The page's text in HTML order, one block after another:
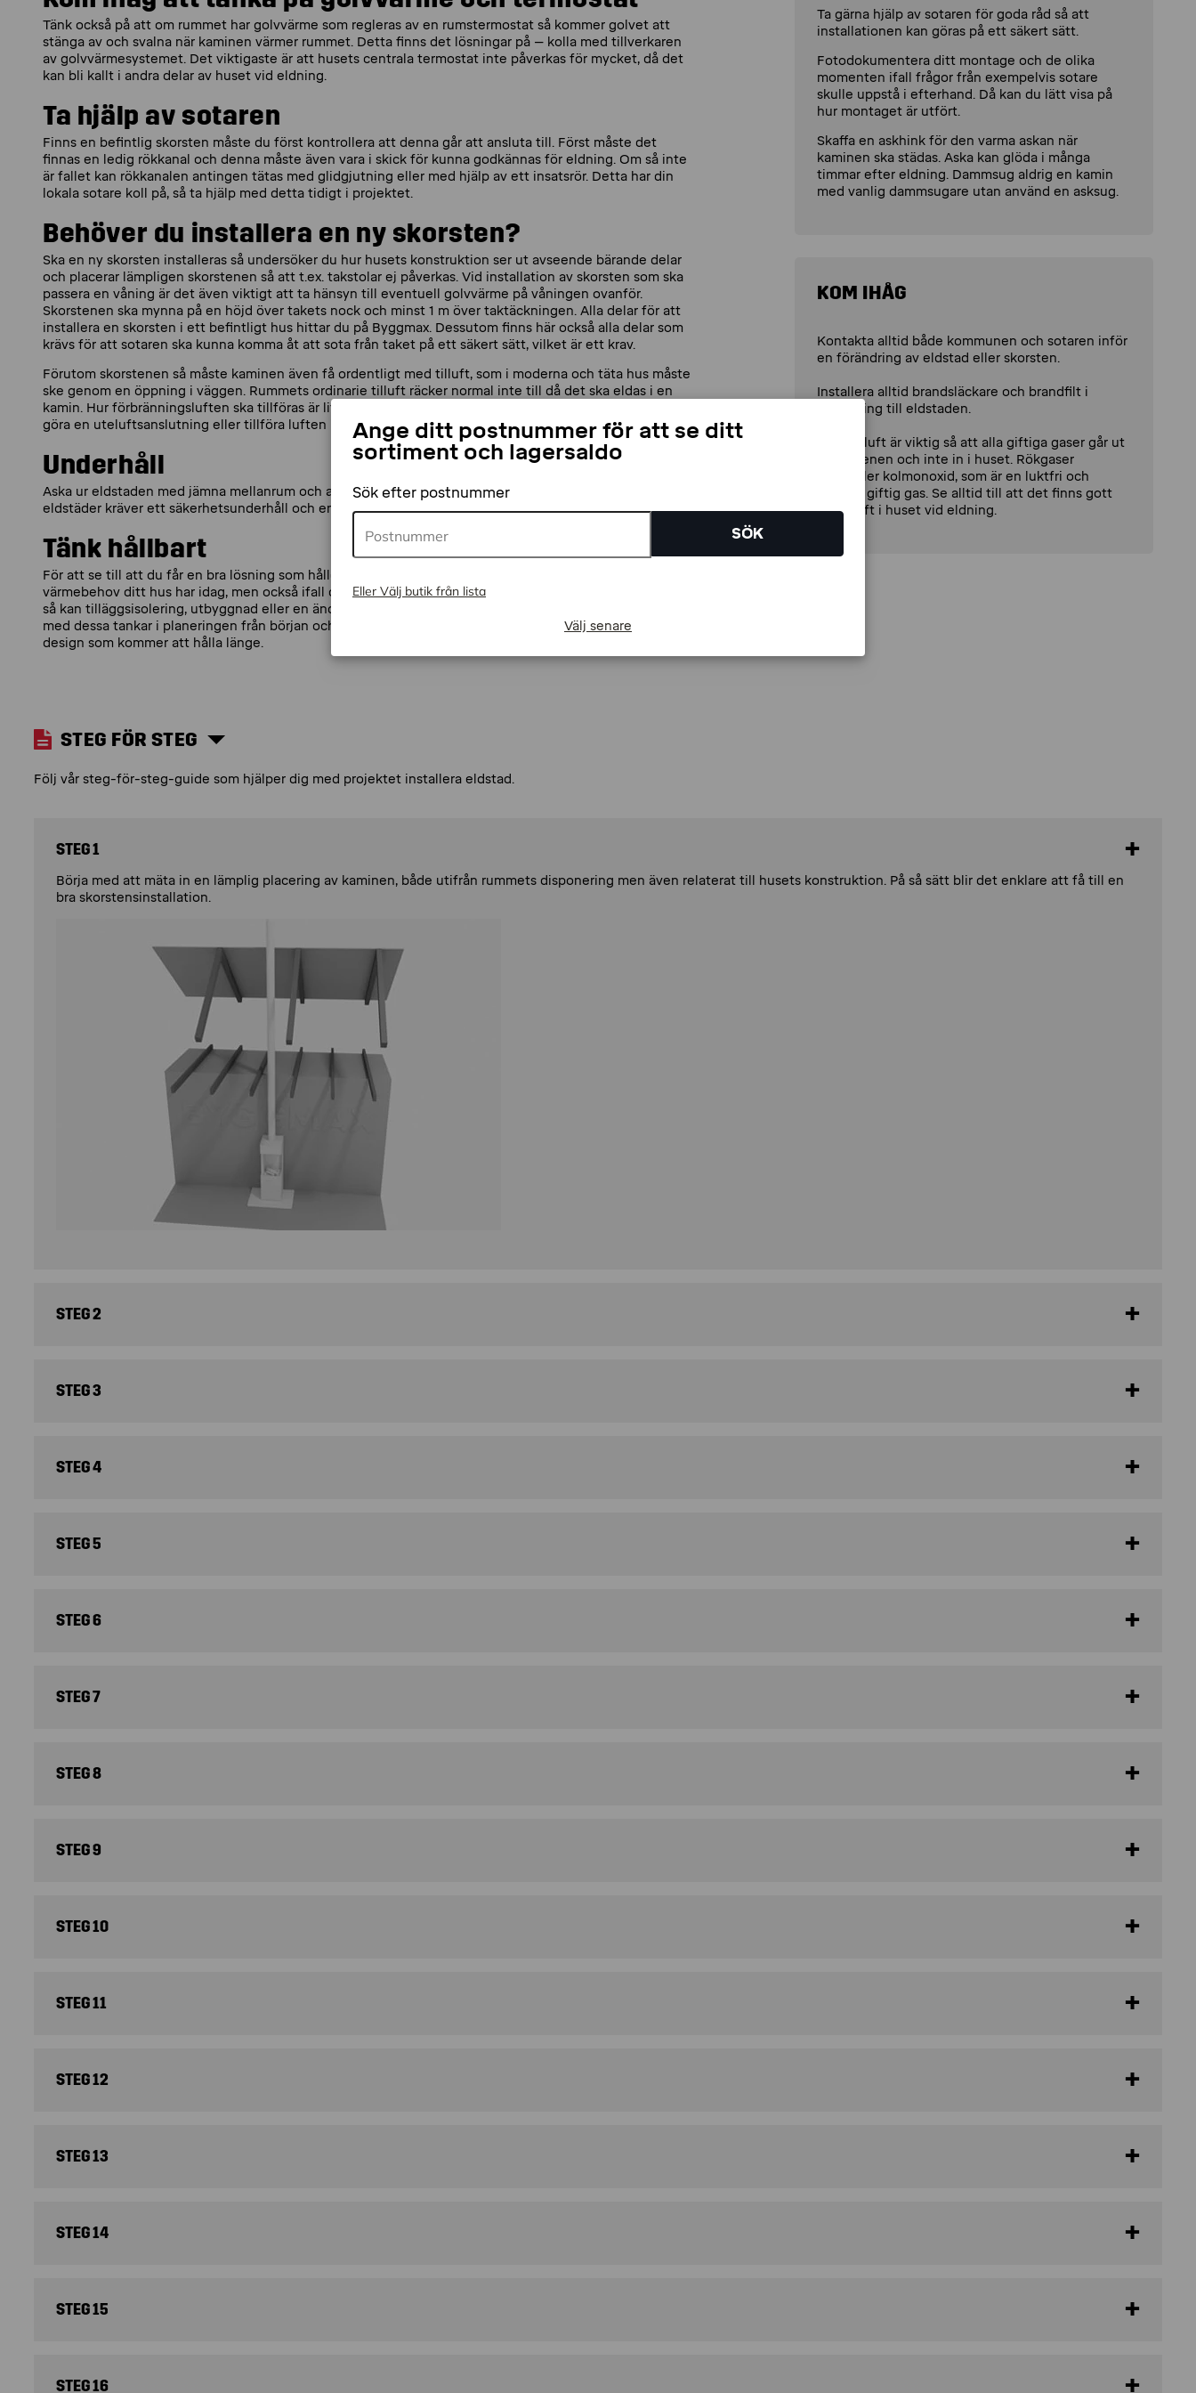
Ange ditt postnummer för att se ditt
sortiment och lagersaldo
Sök efter postnummer
SÖK
Eller Välj butik från lista
Välj senare
Tänk också på att om rummet har golvvärme som regleras av en rumstermostat så kommer golvet att
stänga av och svalna när kaminen värmer rummet. Detta finns det lösningar på – kolla med tillverkaren
av golvvärmesystemet. Det viktigaste är att husets centrala termostat inte påverkas för mycket, då det
kan bli kallt i andra delar av huset vid eldning.
Ta hjälp av sotaren
Finns en befintlig skorsten måste du först kontrollera att denna går att ansluta till. Först måste det
finnas en ledig rökkanal och denna måste även vara i skick för kunna godkännas för eldning. Om så inte
är fallet kan rökkanalen antingen tätas med glidgjutning eller med hjälp av ett insatsrör. Detta har din
lokala sotare koll på, så ta hjälp med detta tidigt i projektet.
Behöver du installera en ny skorsten?
Ska en ny skorsten installeras så undersöker du hur husets konstruktion ser ut avseende bärande delar
och placerar lämpligen skorstenen så att t.ex. takstolar ej påverkas. Vid installation av skorsten som ska
passera en våning är det även viktigt att ta hänsyn till eventuell golvvärme på våningen ovanför.
Skorstenen ska mynna på en höjd över takets nock och minst 1 m över taktäckningen. Alla delar för att
installera en skorsten i ett befintligt hus hittar du på Byggmax. Dessutom finns här också alla delar som
krävs för att sotaren ska kunna komma åt att sota från taket på ett säkert sätt, vilket är ett krav.
Förutom skorstenen så måste kaminen även få ordentligt med tilluft, som i moderna och täta hus måste
ske genom en öppning i väggen. Rummets ordinarie tilluft räcker normal inte till då det ska eldas i en
kamin. Hur förbränningsluften ska tillföras är lite beroende på val av kamin, men vanligen kan du välja att
göra en uteluftsanslutning eller tillföra luften indirekt genom en ytterväggsventil.
Underhåll
Aska ur eldstaden med jämna mellanrum och använd asksug till dammsugaren så går detta lätt. Alla
eldstäder kräver ett säkerhetsunderhåll och en årlig sotning samt inspektion.
Tänk hållbart
För att se till att du får en bra lösning som håller över tid är det viktigt att fundera igenom vilket
värmebehov ditt hus har idag, men också ifall du planerar att göra några större förändringar. Till exempel
så kan tilläggsisolering, utbyggnad eller en ändrad planlösning göra att förutsättningarna ändras. Så ta
med dessa tankar i planeringen från början och välj en kamin av god kvalitet, gärna med en klassisk
design som kommer att hålla länge.
Ta gärna hjälp av sotaren för goda råd så att
installationen kan göras på ett säkert sätt.
Fotodokumentera ditt montage och de olika
momenten ifall frågor från exempelvis sotare
skulle uppstå i efterhand. Då kan du lätt visa på
hur montaget är utfört.
Skaffa en askhink för den varma askan när
kaminen ska städas. Aska kan glöda i många
timmar efter eldning. Dammsug aldrig en kamin
med vanlig dammsugare utan använd en asksug.
KOM IHÅG
Kontakta alltid både kommunen och sotaren inför
en förändring av eldstad eller skorsten.
Installera alltid brandsläckare och brandfilt i
anslutning till eldstaden.
Extra tilluft är viktig så att alla giftiga gaser går ut
i skorstenen och inte in i huset. Rökgaser
innehåller kolmonoxid, som är en luktfri och
mycket giftig gas. Se alltid till att det finns gott
om tilluft i huset vid eldning.
STEG FÖR STEG
Följ vår steg-för-steg-guide som hjälper dig med projektet installera eldstad.
STEG 1
Börja med att mäta in en lämplig placering av kaminen, både utifrån rummets disponering men även relaterat till husets konstruktion. På så sätt blir det enklare att få till en
bra skorstensinstallation.
STEG 2
STEG 3
STEG 4
STEG 5
STEG 6
STEG 7
STEG 8
STEG 9
STEG 10
STEG 11
STEG 12
STEG 13
STEG 14
STEG 15
STEG 16